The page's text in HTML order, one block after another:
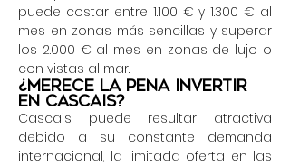
puede costar entre 1.100 € y 1.300 € al
mes en zonas más sencillas y superar
los 2.000 € al mes en zonas de lujo o
con vistas al mar.
¿Merece la pena invertir
en Cascais?
Cascais puede resultar atractiva
debido a su constante demanda
internacional, la limitada oferta en las